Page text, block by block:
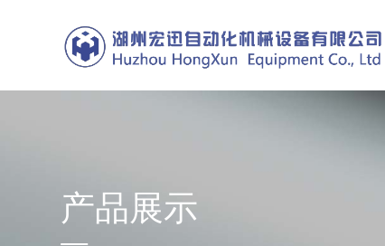
产品展示